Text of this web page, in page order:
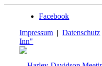
Facebook
Impressum |Datenschutz
Inn"